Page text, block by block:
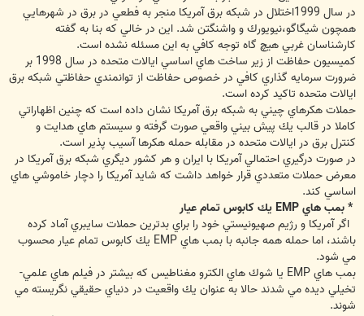
در سال 1999اختلال در شبكه برق آمريكا منجر به فطعي در برق در شهرهايي
همچون شيگاگو،نيويورك و واشنگتن شد. اين در خالي كه بنا به گفته
كارشناسان غربي هيچ گاه توجه كافي به اين مسئله نشده است.
كميسيون حفاظت از زير ساخت هاي اساسي ايالات متحده در سال 1998 بر
ضرورت سرمايه گذاري كافي در خصوص حفاظت از توانمندي حفاظتي شبكه برق
ايالات متحده تاكيد كرده است.
حملات هكرهاي چيني به شبكه برق آمريكا نشان داده است كه چنين اظهاراتي
كاملا در قالب يك پيش بيني واقعي صورت گرفته و سيستم هاي هدايت و
كنترل برق در ايالات متحده در مقابله حمله هكرها آسيب پذير است.
در صورت درگيري احتمالي آمريكا با ايران و هر كشور ديگري شبكه برق آمريكا در
معرض حملات متعددي قرار خواهد داشت كه شايد آمريكا را دچار خاموشي هاي
اساسي كند.
* بمب هاي EMP يك كابوس تمام عيار
اگر آمريكا و رژيم صهيونيستي خود را براي بدترين حملات سايبري آماد كرده
باشند، اما حمله همه جانبه با بمب هاي EMP يك كابوس تمام عيار محسوب
مي شود.
بمب هاي EMP يا شوك هاي الكترو مغناطيس كه بيشتر در فيلم هاي علمي-
تخيلي ديده مي شدند حالا به عنوان يك واقعيت در دنياي حقيقي نگريسته مي
شوند.